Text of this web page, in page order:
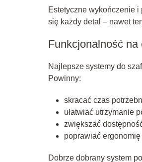
Estetyczne wykończenie
się każdy detal – nawet
Funkcjonalność na
Najlepsze systemy do
Powinny:
skracać czas
ułatwiać utrzymanie
zwiększać
poprawiać ergonomię
Dobrze dobrany system